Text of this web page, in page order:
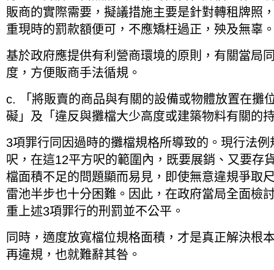
販商的實際需要，擬議措施主要是針對轉租牌照
重現時的罰款額便可，不應矯枉過正，殃及無辜
基於政府應提供有利營商環境的原則，有關當局
度，方便販商手法循規。
c. 「將販賣的商品與有關的設備或物體放置在攤
礙」及「違反與攤檔大少高度或建築物料有關的
3項罪行同因過時的攤檔規格所導致的。現行法
呎，在這12平方呎的範圍內，既要展銷、又要存
檔面積不足的問題顯而易見，即使無意違規爭取
雷池半步也十分困難。因此，在政府當局全面檢
重上述3項罪行的刑罰並不公平。
同時，適度放寬檔位規格面積，才是真正解決根
再違規，也就難辭其咎。